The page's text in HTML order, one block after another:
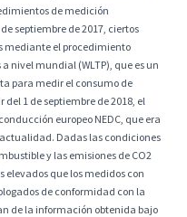
de medición
septiembre de 2017, ciertos
mediante el procedimiento
nivel mundial (WLTP), que es un
para medir el consumo de
1 de septiembre de 2018, el
europeo NEDC, que era
Dadas las condiciones
y las emisiones de CO2
elevados que los medidos con
de conformidad con la
de la información obtenida bajo